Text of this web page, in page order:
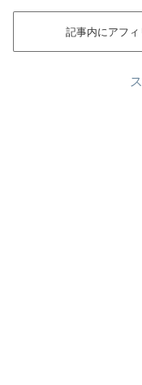
記事内にアフィ